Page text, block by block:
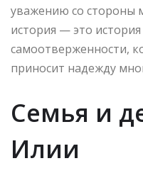
уважению со стороны
история — это
самоотверженности,
приносит надежду
Семья и
Илии